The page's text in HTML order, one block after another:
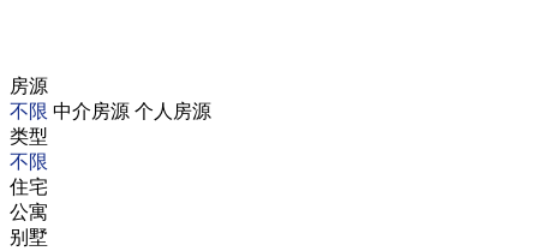
房源
不限 中介房源 个人房源
类型
不限
住宅
公寓
别墅